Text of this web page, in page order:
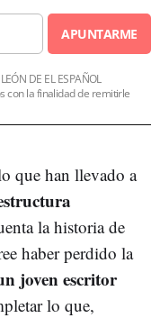
APUNTARME
DE EL ESPAÑOL
con la finalidad de remitirle
que han llevado a
la historia de
haber perdido la
joven escritor
lo que,